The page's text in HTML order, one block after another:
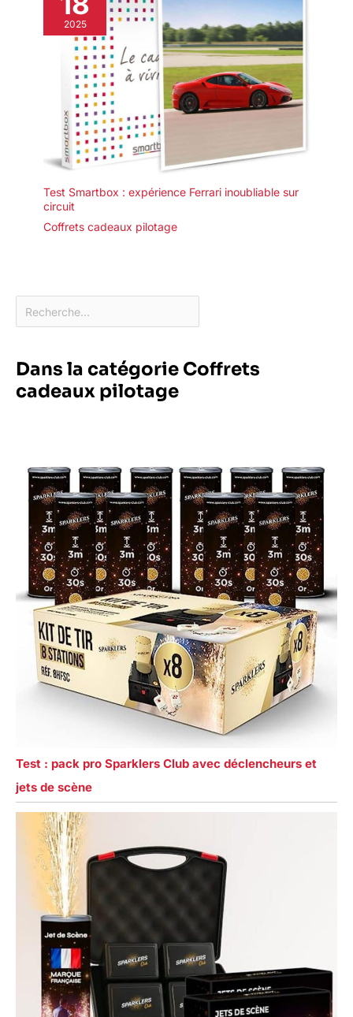
2025
Test Smartbox : expérience Ferrari inoubliable sur
circuit
Coffrets cadeaux pilotage
Dans la catégorie Coffrets
cadeaux pilotage
Test : pack pro Sparklers Club avec déclencheurs et
jets de scène